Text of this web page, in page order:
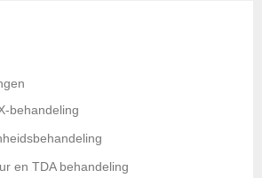
behandeling
en TDA behandeling